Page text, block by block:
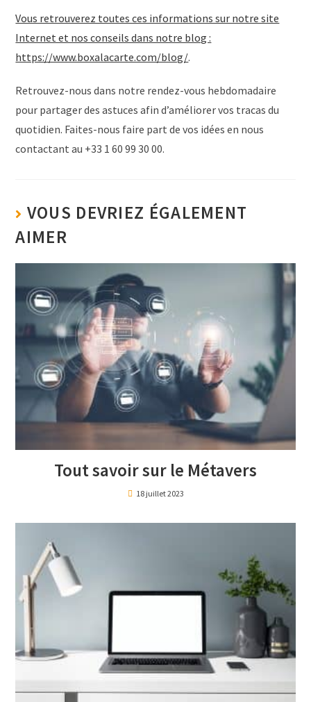
Vous retrouverez toutes ces informations sur notre site
Internet et nos conseils dans notre blog :
https://www.boxalacarte.com/blog/.
Retrouvez-nous dans notre rendez-vous hebdomadaire
pour partager des astuces afin d’améliorer vos tracas du
quotidien. Faites-nous faire part de vos idées en nous
contactant au +33 1 60 99 30 00.
VOUS DEVRIEZ ÉGALEMENT
AIMER
Tout savoir sur le Métavers
18 juillet 2023